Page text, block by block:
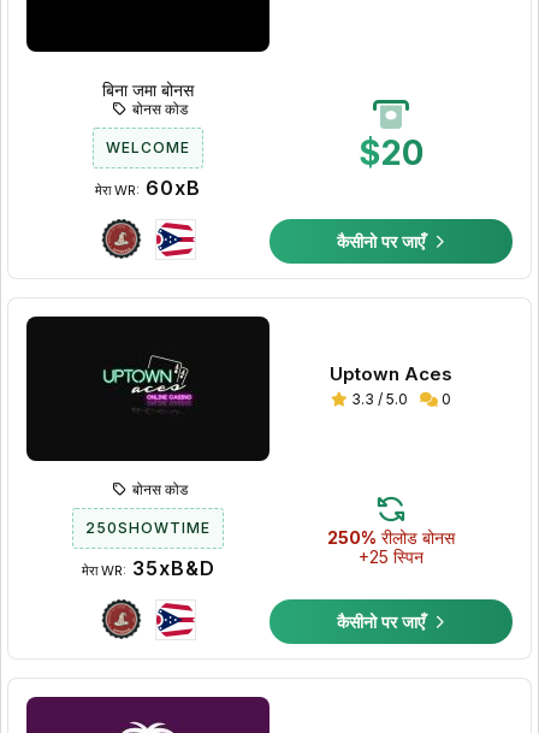
$20
बिना जमा बोनस
बोनस कोड
WELCOME
मेरा WR: 60xB
कैसीनो पर जाएँ
Uptown Aces
3.3 / 5.0 0
250% रीलोड बोनस
+25 स्पिन
बोनस कोड
250SHOWTIME
मेरा WR: 35xB&D
कैसीनो पर जाएँ